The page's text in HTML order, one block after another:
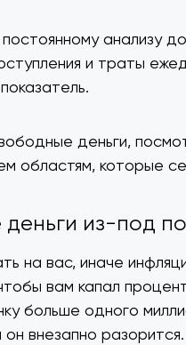
анализу
и траты
деньги,
областям, которые
из-под
на вас, иначе
вам капал
больше одного
он внезапно